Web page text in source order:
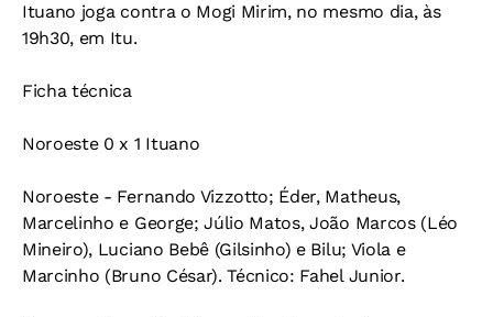
Ituano joga contra o Mogi Mirim, no mesmo dia, às
19h30, em Itu.
Ficha técnica
Noroeste 0 x 1 Ituano
Noroeste - Fernando Vizzotto; Éder, Matheus,
Marcelinho e George; Júlio Matos, João Marcos (Léo
Mineiro), Luciano Bebê (Gilsinho) e Bilu; Viola e
Marcinho (Bruno César). Técnico: Fahel Junior.